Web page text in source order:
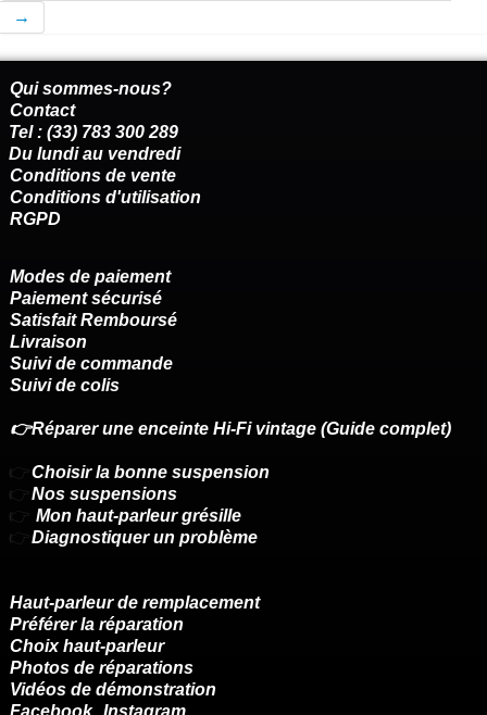
→
Qui sommes-nous?
Contact
Tel : (33) 783 300 289
Du lundi au vendredi
Conditions de vente
Conditions d'utilisation
RGPD
Modes de paiement
Paiement sécurisé
Satisfait Remboursé
Livraison
Suivi de commande
Suivi de colis
👉Réparer une enceinte Hi-Fi vintage (Guide complet)
👉 Choisir la bonne suspension
👉 Nos suspensions
👉 Mon haut-parleur grésille
👉 Diagnostiquer un problème
Haut-parleur de remplacement
Préférer la réparation
Choix haut-parleur
Photos de réparations
Vidéos de démonstration
Facebook Instagram